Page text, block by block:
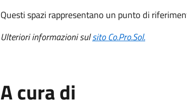
Questi spazi rappresentano un punto di
Ulteriori informazioni sulsito Co.Pro.Sol.
A cura di